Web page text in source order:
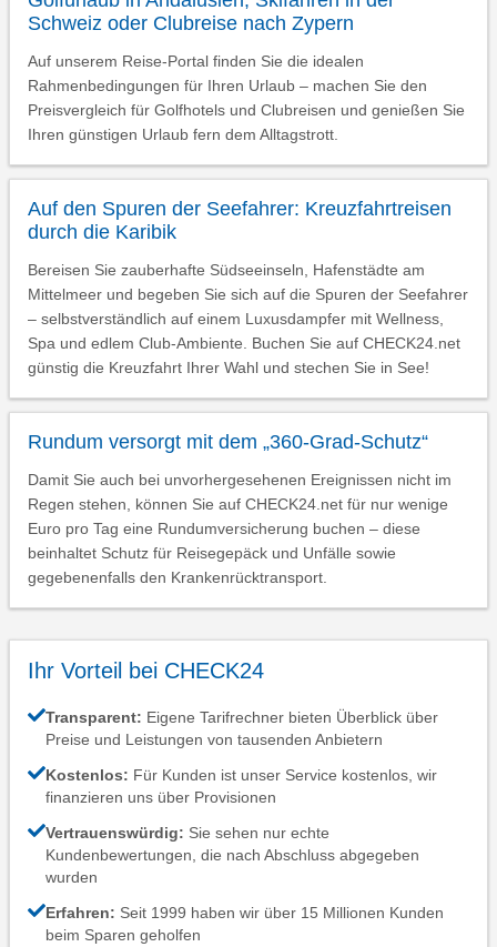
Schweiz oder Clubreise nach Zypern
Auf unserem Reise-Portal finden Sie die idealen
Rahmenbedingungen für Ihren Urlaub – machen Sie den
Preisvergleich für Golfhotels und Clubreisen und genießen Sie
Ihren günstigen Urlaub fern dem Alltagstrott.
Auf den Spuren der Seefahrer: Kreuzfahrtreisen
durch die Karibik
Bereisen Sie zauberhafte Südseeinseln, Hafenstädte am
Mittelmeer und begeben Sie sich auf die Spuren der Seefahrer
– selbstverständlich auf einem Luxusdampfer mit Wellness,
Spa und edlem Club-Ambiente. Buchen Sie auf CHECK24.net
günstig die Kreuzfahrt Ihrer Wahl und stechen Sie in See!
Rundum versorgt mit dem „360-Grad-Schutz“
Damit Sie auch bei unvorhergesehenen Ereignissen nicht im
Regen stehen, können Sie auf CHECK24.net für nur wenige
Euro pro Tag eine Rundumversicherung buchen – diese
beinhaltet Schutz für Reisegepäck und Unfälle sowie
gegebenenfalls den Krankenrücktransport.
Ihr Vorteil bei CHECK24
Transparent: Eigene Tarifrechner bieten Überblick über
Preise und Leistungen von tausenden Anbietern
Kostenlos: Für Kunden ist unser Service kostenlos, wir
finanzieren uns über Provisionen
Vertrauenswürdig: Sie sehen nur echte
Kundenbewertungen, die nach Abschluss abgegeben
wurden
Erfahren: Seit 1999 haben wir über 15 Millionen Kunden
beim Sparen geholfen